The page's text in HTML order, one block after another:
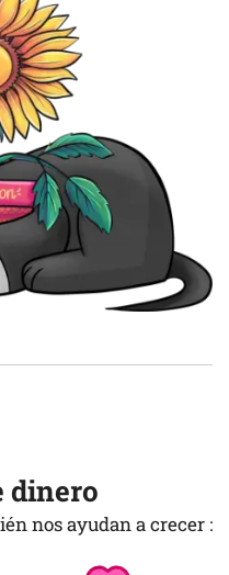
dinero
nos ayudan a crecer :